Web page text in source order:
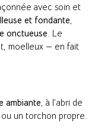
avec soin et
et fondante
onctueuse . Le
moelleux — en fait
ambiante , à l’abri de
un torchon propre.